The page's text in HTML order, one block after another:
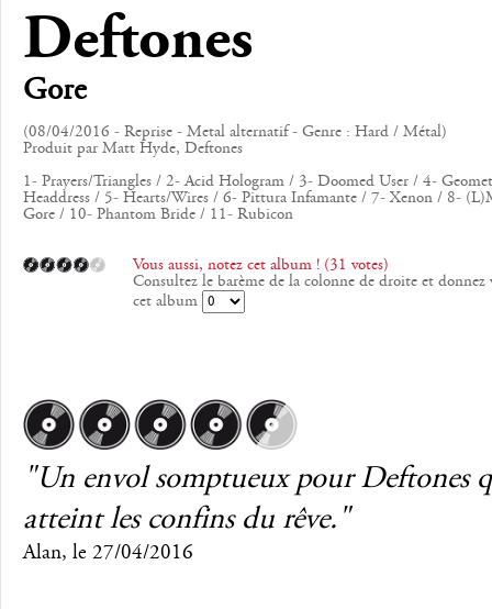
Deftones
Gore
(08/04/2016 - Reprise - Metal alternatif - Genre : Hard / Métal)
Produit par Matt Hyde, Deftones
1- Prayers/Triangles / 2- Acid Hologram / 3- Doomed User / 4-
Headdress / 5- Hearts/Wires / 6- Pittura Infamante / 7- Xenon / 8-
Gore / 10- Phantom Bride / 11- Rubicon
Vous aussi, notez cet album ! (31 votes)
Consultez le barème de la colonne de droite et donnez
cet album
"Un envol somptueux pour Deftones
atteint les confins du rêve."
Alan, le 27/04/2016